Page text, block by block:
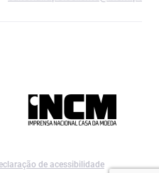
de acessibilidade